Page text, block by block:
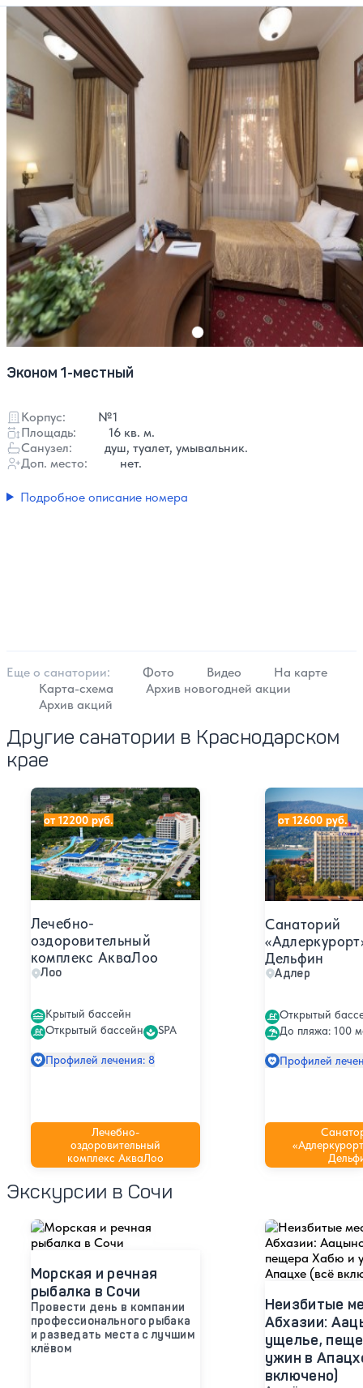
Эконом 1-местный
Корпус:
№1
Площадь:
16 кв. м.
Санузел:
душ, туалет, умывальник.
Доп. место:
нет.
Подробное описание номера
Еще о cанатории: Фото Видео
На карте
Карта-схема
Архив новогодней акции
Архив акций
Другие санатории в Краснодарском
крае
Лечебно-
оздоровительный
комплекс АкваЛоо
Лоо
Крытый бассейн
Открытый бассейн
SPA
Профилей лечения: 8
Лечебно-
оздоровительный
комплекс АкваЛоо
Лечебно-оздоровительный комплекс АкваЛоо
от 12200 руб.
Санаторий
Дельфин
Адлер
Открытый
До пляжа: 100
Профилей
Санаторий
от 12600 руб.
Экскурсии в Сочи
Морская и речная
рыбалка в Сочи
Провести день в компании
профессионального рыбака
и разведать места с лучшим
клёвом
Неизбитые
Абхазии:
ущелье,
ужин в
включено)